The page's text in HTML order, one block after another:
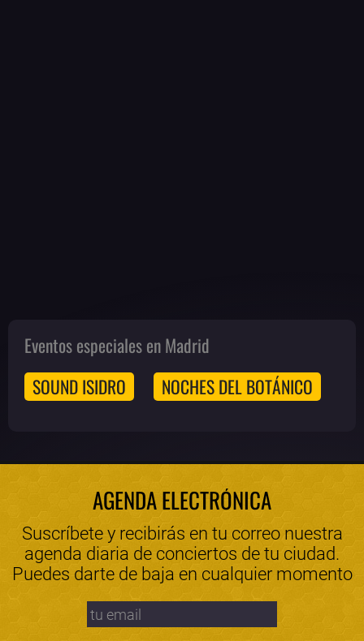
Eventos especiales en Madrid
SOUND ISIDRO
NOCHES DEL BOTÁNICO
AGENDA ELECTRÓNICA
Suscríbete y recibirás en tu correo nuestra
agenda diaria de conciertos de tu ciudad.
Puedes darte de baja en cualquier momento